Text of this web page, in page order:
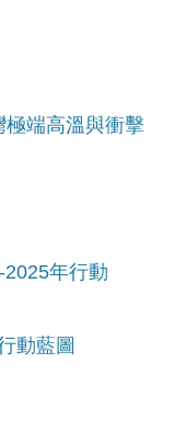
端高溫與衝擊
年行動
動藍圖